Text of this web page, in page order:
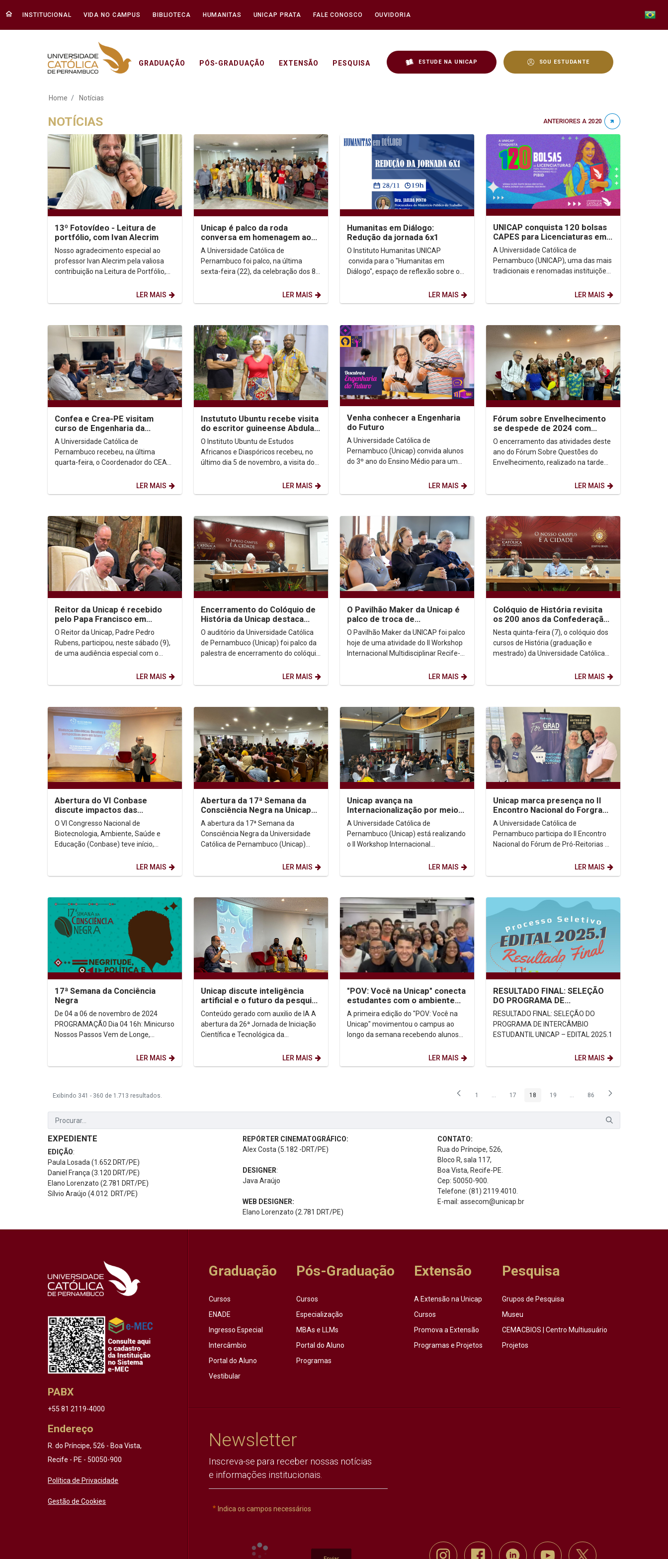
INSTITUCIONAL VIDA NO CAMPUS BIBLIOTECA HUMANITAS UNICAP PRATA FALE CONOSCO OUVIDORIA
GRADUAÇÃO PÓS-GRADUAÇÃO EXTENSÃO PESQUISA ESTUDE NA UNICAP SOU ESTUDANTE
Notícias - Unicap
Home Notícias
NOTÍCIAS ANTERIORES A 2020
13º Fotovídeo - Leitura de
portfólio, com Ivan Alecrim
Nosso agradecimento especial ao
professor Ivan Alecrim pela valiosa
contribuição na Leitura de Portfólio,
LER MAIS
Unicap é palco da roda
conversa em homenagem aos
80 anos de Marcelo Barros e
às Teologias da...
A Universidade Católica de
Pernambuco foi palco, na última
sexta-feira (22), da celebração dos 80
LER MAIS
Humanitas em Diálogo:
Redução da jornada 6x1
O Instituto Humanitas UNICAP
convida para o "Humanitas em
Diálogo", espaço de reflexão sobre os
transversalidade acadêmica....LER MAIS
UNICAP conquista 120 bolsas
CAPES para Licenciaturas em
2025
A Universidade Católica de
Pernambuco (UNICAP), uma das mais
tradicionais e renomadas instituições
passo em seu compromisso...LER MAIS
Confea e Crea-PE visitam
curso de Engenharia da
Complexidade na Unicap
A Universidade Católica de
Pernambuco recebeu, na última
quarta-feira, o Coordenador do CEAP
Profissional) do Confea, Osmar...
LER MAIS
Instututo Ubuntu recebe visita
do escritor guineense Abdulai
Sila e do professor Arnaldo
Sucuma
O Instituto Ubuntu de Estudos
Africanos e Diaspóricos recebeu, no
último dia 5 de novembro, a visita do
LER MAIS
Venha conhecer a Engenharia
do Futuro
A Universidade Católica de
Pernambuco (Unicap) convida alunos
do 3º ano do Ensino Médio para um
LER MAIS
Fórum sobre Envelhecimento
se despede de 2024 com
palestra sobre a Felicidade
O encerramento das atividades deste
ano do Fórum Sobre Questões do
Envelhecimento, realizado na tarde
LER MAIS
Reitor da Unicap é recebido
pelo Papa Francisco em
audiência especial
O Reitor da Unicap, Padre Pedro
Rubens, participou, neste sábado (9),
de uma audiência especial com o
LER MAIS
Encerramento do Colóquio de
História da Unicap destaca
atualidade da Revolta da
Chibata nos...
O auditório da Universidade Católica
de Pernambuco (Unicap) foi palco da
palestra de encerramento do colóquio
LER MAIS
O Pavilhão Maker da Unicap é
palco de troca de
conhecimentos entre Recife e
Nantes
O Pavilhão Maker da UNICAP foi palco
hoje de uma atividade do II Workshop
Internacional Multidisciplinar Recife-
LER MAIS
Colóquio de História revisita
os 200 anos da Confederação
do Equador
Nesta quinta-feira (7), o colóquio dos
cursos de História (graduação e
mestrado) da Universidade Católica
LER MAIS
Abertura do VI Conbase
discute impactos das
mudanças climáticas e
apresenta projeto de...
O VI Congresso Nacional de
Biotecnologia, Ambiente, Saúde e
Educação (Conbase) teve início,
LER MAIS
Abertura da 17ª Semana da
Consciência Negra na Unicap
destaca resistência e
protagonismo do...
A abertura da 17ª Semana da
Consciência Negra da Universidade
Católica de Pernambuco (Unicap)
antirracista e do movimento...LER MAIS
Unicap avança na
Internacionalização por meio
do II Workshop Internacional
Multidisciplinar...
A Universidade Católica de
Pernambuco (Unicap) está realizando
o II Workshop Internacional
Nante). O evento tem como tema...
LER MAIS
Unicap marca presença no II
Encontro Nacional do Forgrad,
em Natal
A Universidade Católica de
Pernambuco participa do II Encontro
Nacional do Fórum de Pró-Reitorias de
LER MAIS
17ª Semana da Conciência
Negra
De 04 a 06 de novembro de 2024
PROGRAMAÇÃ0 Dia 04 16h: Minicurso
Nossos Passos Vem de Longe,
LER MAIS
Unicap discute inteligência
artificial e o futuro da pesquisa
em evento de Iniciação
Científica
Conteúdo gerado com auxilio de IA A
abertura da 26ª Jornada de Iniciação
Científica e Tecnológica da
LER MAIS
"POV: Você na Unicap" conecta
estudantes com o ambiente
acadêmico e a escolha
profissional
A primeira edição do "POV: Você na
Unicap" movimentou o campus ao
longo da semana recebendo alunos
LER MAIS
RESULTADO FINAL: SELEÇÃO
DO PROGRAMA DE
MOBILIDADE
ACADÊMICA/INTERCÂMBIO
ESTUDANTIL UNICAP –...
RESULTADO FINAL: SELEÇÃO DO
PROGRAMA DE INTERCÂMBIO
ESTUDANTIL UNICAP – EDITAL 2025.1
LER MAIS
Exibindo 341 - 360 de 1.713 resultados. Página
1 ...Páginas intermediárias Usar ABA para navegar.
Página
17 Página
18 Página
19 ...Páginas intermediárias Usar ABA
Página
86
EXPEDIENTE
EDIÇÃO:
Paula Losada (1.652 DRT/PE)
Daniel França (3.120 DRT/PE)
Elano Lorenzato (2.781 DRT/PE)
Sílvio Araújo (4.012 DRT/PE)
REPÓRTER CINEMATOGRÁFICO:
Alex Costa (5.182 -DRT/PE)
DESIGNER:
Java Araújo
WEB DESIGNER:
Elano Lorenzato (2.781 DRT/PE)
CONTATO:
Rua do Príncipe, 526,
Bloco R, sala 117,
Boa Vista, Recife-PE.
Cep: 50050-900.
Telefone: (81) 2119.4010.
E-mail: assecom@unicap.br
PABX
+55 81 2119-4000
Endereço
R. do Príncipe, 526 - Boa Vista,
Recife - PE - 50050-900
Política de Privacidade
Gestão de Cookies
Graduação
Cursos
ENADE
Ingresso Especial
Intercâmbio
Portal do Aluno
Vestibular
Pós-Graduação
Cursos
Especialização
MBAs e LLMs
Portal do Aluno
Programas
Extensão
A Extensão na Unicap
Cursos
Promova a Extensão
Programas e Projetos
Pesquisa
Grupos de Pesquisa
Museu
CEMACBIOS | Centro Multiusuário
Projetos
Newsletter
Inscreva-se para receber nossas notícias
e informações institucionais.
Indica os campos necessários